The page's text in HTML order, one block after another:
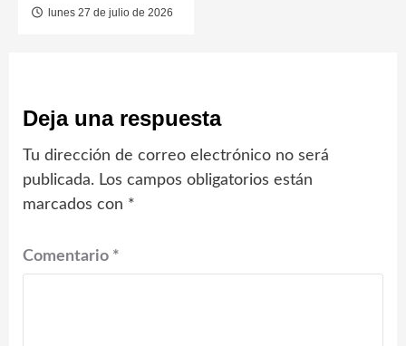
lunes 27 de julio de 2026
Deja una respuesta
Tu dirección de correo electrónico no será
publicada. Los campos obligatorios están
marcados con *
Comentario *